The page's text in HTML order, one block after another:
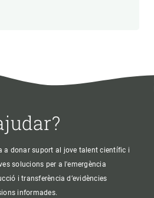
a donar suport al jove talent científic i
solucions per a l'emergència
i transferència d’evidències
informades.